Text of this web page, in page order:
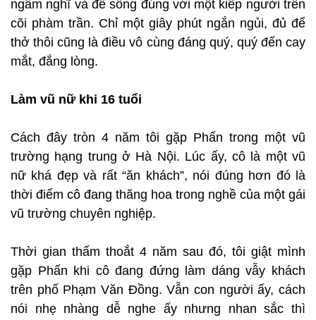
ngẫm nghĩ và để sống đúng với một kiếp người trên
cõi phàm trần. Chỉ một giây phút ngắn ngủi, đủ để
thở thôi cũng là điều vô cùng đáng quý, quý đến cay
mắt, đắng lòng.
Làm vũ nữ khi 16 tuổi
Cách đây tròn 4 năm tôi gặp Phấn trong một vũ
trường hạng trung ở Hà Nội. Lúc ấy, cô là một vũ
nữ khá đẹp và rất “ăn khách”, nói đúng hơn đó là
thời điểm cô đang thăng hoa trong nghề của một gái
vũ trường chuyên nghiệp.
Thời gian thấm thoắt 4 năm sau đó, tôi giật mình
gặp Phấn khi cô đang đứng làm dáng vẫy khách
trên phố Phạm Văn Đồng. Vẫn con người ấy, cách
nói nhẹ nhàng dễ nghe ấy nhưng nhan sắc thì